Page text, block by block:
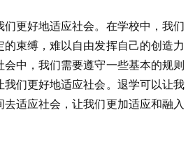
更好地适应社会。在学校中，我们
束缚，难以自由发挥自己的创造力
中，我们需要遵守一些基本的规则
们更好地适应社会。退学可以让我
适应社会，让我们更加适应和融入